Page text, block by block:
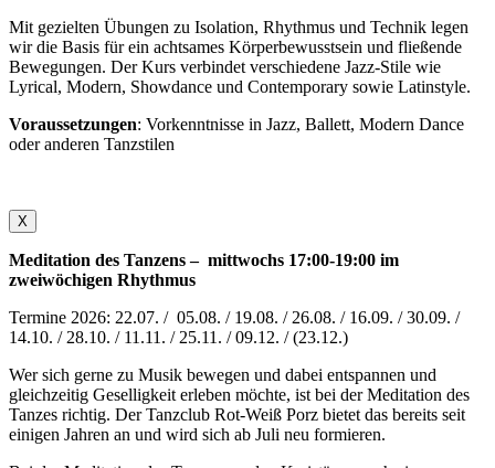
Mit gezielten Übungen zu Isolation, Rhythmus und Technik legen
wir die Basis für ein achtsames Körperbewusstsein und fließende
Bewegungen. Der Kurs verbindet verschiedene Jazz-Stile wie
Lyrical, Modern, Showdance und Contemporary sowie Latinstyle.
Voraussetzungen: Vorkenntnisse in Jazz, Ballett, Modern Dance
oder anderen Tanzstilen
X
Meditation des Tanzens – mittwochs 17:00-19:00 im
zweiwöchigen Rhythmus
Termine 2026: 22.07. / 05.08. / 19.08. / 26.08. / 16.09. / 30.09. /
14.10. / 28.10. / 11.11. / 25.11. / 09.12. / (23.12.)
Wer sich gerne zu Musik bewegen und dabei entspannen und
gleichzeitig Geselligkeit erleben möchte, ist bei der Meditation des
Tanzes richtig. Der Tanzclub Rot-Weiß Porz bietet das bereits seit
einigen Jahren an und wird sich ab Juli neu formieren.